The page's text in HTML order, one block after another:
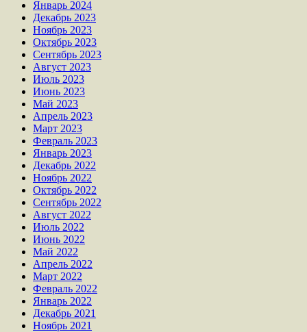
Январь 2024
Декабрь 2023
Ноябрь 2023
Октябрь 2023
Сентябрь 2023
Август 2023
Июль 2023
Июнь 2023
Май 2023
Апрель 2023
Март 2023
Февраль 2023
Январь 2023
Декабрь 2022
Ноябрь 2022
Октябрь 2022
Сентябрь 2022
Август 2022
Июль 2022
Июнь 2022
Май 2022
Апрель 2022
Март 2022
Февраль 2022
Январь 2022
Декабрь 2021
Ноябрь 2021